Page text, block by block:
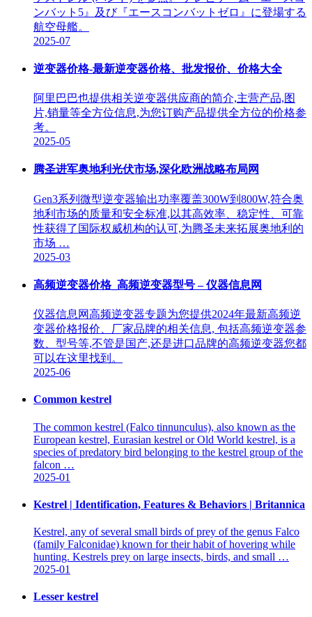
ンバット5』及び『エースコンバットゼロ』に登場する
航空母艦。
2025-07
逆变器价格-最新逆变器价格、批发报价、价格大全
阿里巴巴也提供相关逆变器供应商的简介,主营产品,图
片,销量等全方位信息,为您订购产品提供全方位的价格参
考。
2025-05
腾圣进军奥地利光伏市场,深化欧洲战略布局网
Gen3系列微型逆变器输出功率覆盖300W到800W,符合奥
地利市场的质量和安全标准,以其高效率、稳定性、可靠
性获得了国际权威机构的认可,为腾圣未来拓展奥地利的
市场 …
2025-03
高频逆变器价格_高频逆变器型号 – 仪器信息网
仪器信息网高频逆变器专题为您提供2024年最新高频逆
变器价格报价、厂家品牌的相关信息, 包括高频逆变器参
数、型号等,不管是国产,还是进口品牌的高频逆变器您都
可以在这里找到。
2025-06
Common kestrel
The common kestrel (Falco tinnunculus), also known as the
European kestrel, Eurasian kestrel or Old World kestrel, is a
species of predatory bird belonging to the kestrel group of the
falcon …
2025-01
Kestrel | Identification, Features & Behaviors | Britannica
Kestrel, any of several small birds of prey of the genus Falco
(family Falconidae) known for their habit of hovering while
hunting. Kestrels prey on large insects, birds, and small …
2025-01
Lesser kestrel